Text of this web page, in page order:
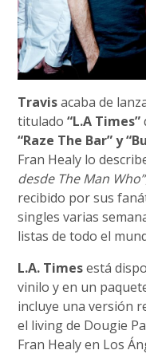
Travisacaba de
titulado“L.A Times”
“Raze The Bar” y
Fran Healy lo
desde The Man Who”
recibido por sus
singles varias
listas de todo el
L.A. Timesestá
vinilo y en un
incluye una versión
el living de Dougie
Fran Healy en Los